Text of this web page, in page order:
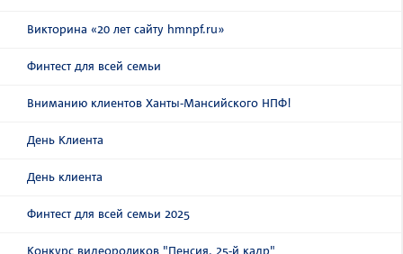
Викторина «20 лет сайту hmnpf.ru»
Финтест для всей семьи
Вниманию клиентов Ханты-Мансийского НПФ!
День Клиента
День клиента
Финтест для всей семьи 2025
Конкурс видеороликов "Пенсия. 25-й кадр"